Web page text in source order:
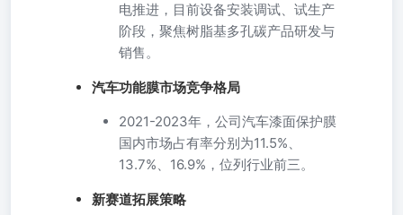
电推进，目前设备安装调试、试生产
阶段，聚焦树脂基多孔碳产品研发与
销售。
汽车功能膜市场竞争格局
2021-2023年，公司汽车漆面保护膜
国内市场占有率分别为11.5%、
13.7%、16.9%，位列行业前三。
新赛道拓展策略